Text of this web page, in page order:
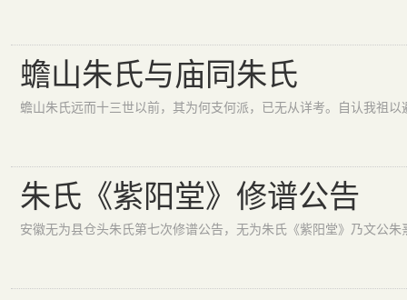
蟾山朱氏与庙同朱氏
朱氏《紫阳堂》修谱公告